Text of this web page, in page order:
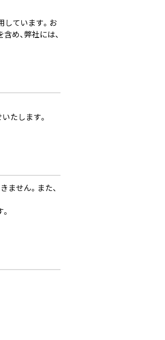
しています。お
め、弊社には、
たします。
ません。また、